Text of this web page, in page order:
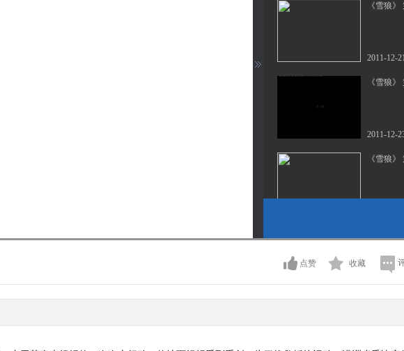
《雪狼》
2011-12-
《雪狼》
2011-12-
《雪狼》
2011-12-
点赞 收藏